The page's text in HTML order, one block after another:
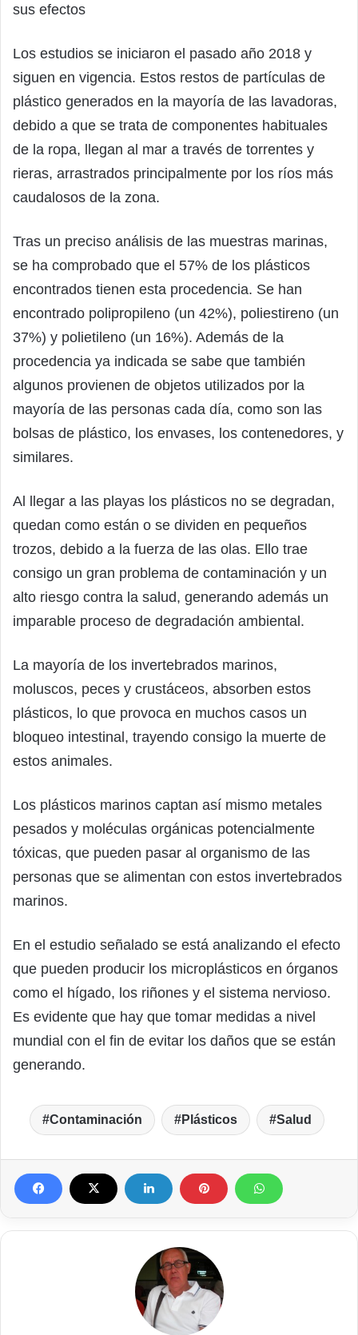
sus efectos
Los estudios se iniciaron el pasado año 2018 y
siguen en vigencia. Estos restos de partículas de
plástico generados en la mayoría de las lavadoras,
debido a que se trata de componentes habituales
de la ropa, llegan al mar a través de torrentes y
rieras, arrastrados principalmente por los ríos más
caudalosos de la zona.
Tras un preciso análisis de las muestras marinas,
se ha comprobado que el 57% de los plásticos
encontrados tienen esta procedencia. Se han
encontrado polipropileno (un 42%), poliestireno (un
37%) y polietileno (un 16%). Además de la
procedencia ya indicada se sabe que también
algunos provienen de objetos utilizados por la
mayoría de las personas cada día, como son las
bolsas de plástico, los envases, los contenedores, y
similares.
Al llegar a las playas los plásticos no se degradan,
quedan como están o se dividen en pequeños
trozos, debido a la fuerza de las olas. Ello trae
consigo un gran problema de contaminación y un
alto riesgo contra la salud, generando además un
imparable proceso de degradación ambiental.
La mayoría de los invertebrados marinos,
moluscos, peces y crustáceos, absorben estos
plásticos, lo que provoca en muchos casos un
bloqueo intestinal, trayendo consigo la muerte de
estos animales.
Los plásticos marinos captan así mismo metales
pesados ​​y moléculas orgánicas potencialmente
tóxicas, que pueden pasar al organismo de las
personas que se alimentan con estos invertebrados
marinos.
En el estudio señalado se está analizando el efecto
que pueden producir los microplásticos en órganos
como el hígado, los riñones y el sistema nervioso.
Es evidente que hay que tomar medidas a nivel
mundial con el fin de evitar los daños que se están
generando.
Contaminación Plásticos Salud